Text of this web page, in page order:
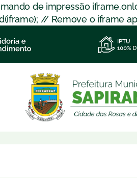
de impressão
// Remove o iframe